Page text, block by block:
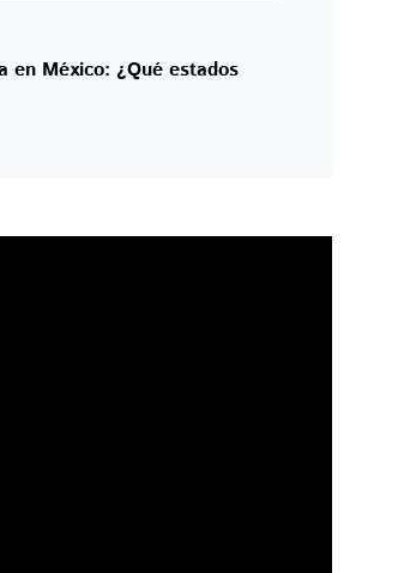
en México: ¿Qué estados